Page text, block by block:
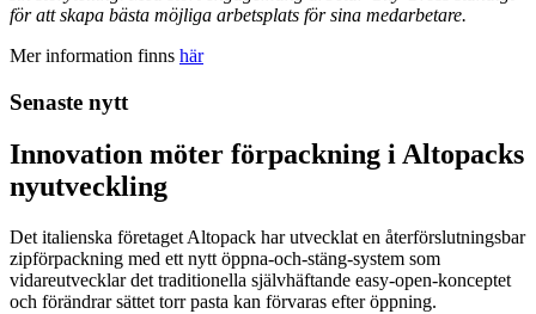
för att skapa bästa möjliga arbetsplats för sina medarbetare.
Mer information finns här
Senaste nytt
Innovation möter förpackning i Altopacks
nyutveckling
Det italienska företaget Altopack har utvecklat en återförslutningsbar
zipförpackning med ett nytt öppna-och-stäng-system som
vidareutvecklar det traditionella självhäftande easy-open-konceptet
och förändrar sättet torr pasta kan förvaras efter öppning.